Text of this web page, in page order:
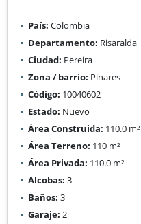
País: Colombia
Departamento: Risaralda
Ciudad: Pereira
Zona / barrio: Pinares
Código: 10040602
Estado: Nuevo
Área Construida: 110.0 m²
Área Terreno: 110 m²
Área Privada: 110.0 m²
Alcobas: 3
Baños: 3
Garaje: 2